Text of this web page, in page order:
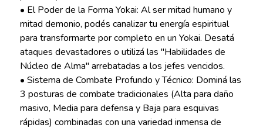
• El Poder de la Forma Yokai: Al ser mitad humano y
mitad demonio, podés canalizar tu energía espiritual
para transformarte por completo en un Yokai. Desatá
ataques devastadores o utilizá las "Habilidades de
Núcleo de Alma" arrebatadas a los jefes vencidos.
• Sistema de Combate Profundo y Técnico: Dominá las
3 posturas de combate tradicionales (Alta para daño
masivo, Media para defensa y Baja para esquivas
rápidas) combinadas con una variedad inmensa de